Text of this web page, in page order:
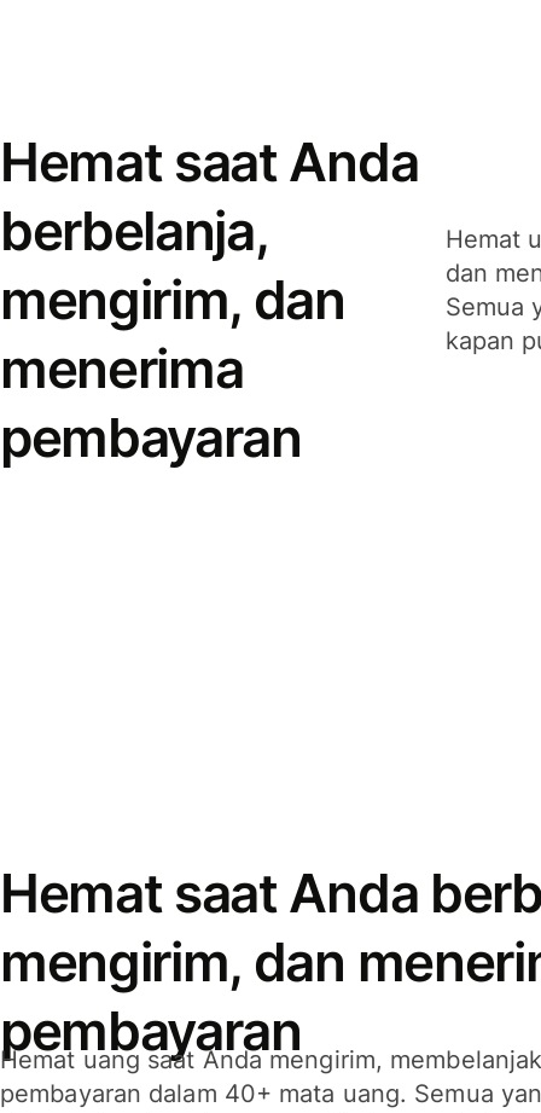
Hemat saat Anda
berbelanja,
mengirim, dan
menerima
pembayaran
Hemat
dan
Semua
kapan
Hemat saat Anda
mengirim, dan
pembayaran
Hemat uang saat Anda mengirim,
pembayaran dalam 40+ mata uang. Semua